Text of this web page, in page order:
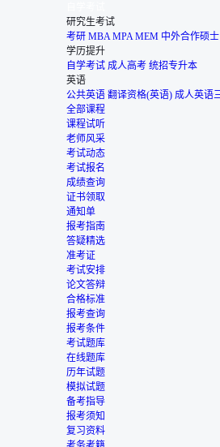
研究生考试
考研 MBA MPA MEM 中外合作硕士
学历提升
自学考试 成人高考 统招专升本
英语
公共英语 翻译资格(英语) 成人英语
全部课程
课程试听
老师风采
考试动态
考试报名
成绩查询
证书领取
通知单
报考指南
答疑精选
准考证
考试安排
论文答辩
合格标准
报考查询
报考条件
考试题库
在线题库
历年试题
模拟试题
备考指导
报考须知
复习资料